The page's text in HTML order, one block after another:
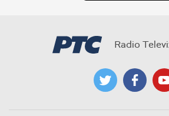
Radio